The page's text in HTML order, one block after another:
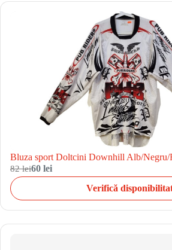
Bluza sport Doltcini Downhill Alb/Negru/
82 lei60 lei
Verifică